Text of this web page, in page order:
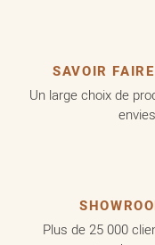
SAVOIR
Un large choix de
Plus de 25 000